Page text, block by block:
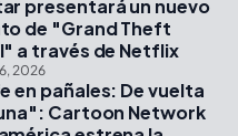
presentará un nuevo
de "Grand Theft
a través de Netflix
2026
en pañales: De vuelta
Cartoon Network